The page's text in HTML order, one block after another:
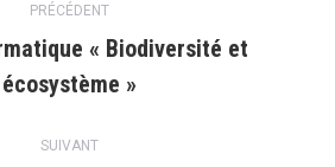
PRÉCÉDENT
Article
précédent
« Biodiversité et
écosystème »
SUIVANT